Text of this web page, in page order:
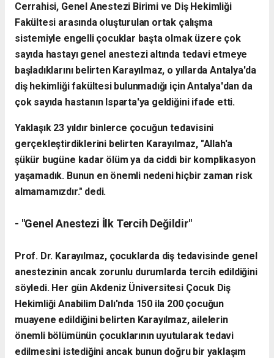
Cerrahisi, Genel Anestezi Birimi ve Diş Hekimliği
Fakültesi arasında oluşturulan ortak çalışma
sistemiyle engelli çocuklar başta olmak üzere çok
sayıda hastayı genel anestezi altında tedavi etmeye
başladıklarını belirten Karayılmaz, o yıllarda Antalya'da
diş hekimliği fakültesi bulunmadığı için Antalya'dan da
çok sayıda hastanın Isparta'ya geldiğini ifade etti.
Yaklaşık 23 yıldır binlerce çocuğun tedavisini
gerçekleştirdiklerini belirten Karayılmaz, "Allah'a
şükür bugüne kadar ölüm ya da ciddi bir komplikasyon
yaşamadık. Bunun en önemli nedeni hiçbir zaman risk
almamamızdır." dedi.
- "Genel Anestezi İlk Tercih Değildir"
Prof. Dr. Karayılmaz, çocuklarda diş tedavisinde genel
anestezinin ancak zorunlu durumlarda tercih edildiğini
söyledi. Her gün Akdeniz Üniversitesi Çocuk Diş
Hekimliği Anabilim Dalı'nda 150 ila 200 çocuğun
muayene edildiğini belirten Karayılmaz, ailelerin
önemli bölümünün çocuklarının uyutularak tedavi
edilmesini istediğini ancak bunun doğru bir yaklaşım